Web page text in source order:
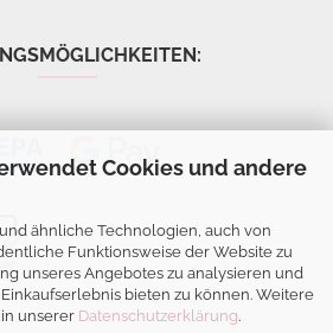
Cookies und andere
ähnliche Technologien, auch von
Funktionsweise der Website zu
unseres Angebotes zu analysieren und
bieten zu können. Weitere
unserer Datenschutzerklärung.